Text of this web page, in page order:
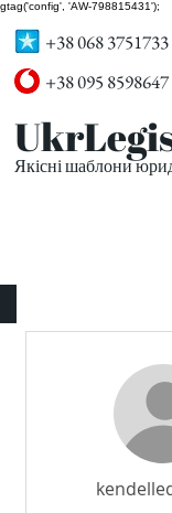
gtag('config', 'AW-798815431');
+38 068 3751733
+38 095 8598647
Якісні шаблони